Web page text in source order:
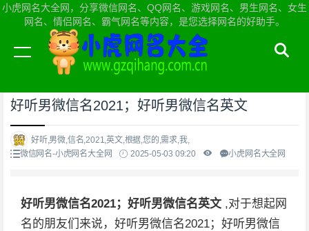
小虎网名大全网，分享微信网名、QQ网名、游戏网名、男生网名、女生
网名、情侣网名、霸气网名等内容，是您选择网名的好助手。
当前位置：小虎网名大全网首页>微信网名
好听男微信名2021；好听男微信名英文
好听,男微,信名,2021,英文,根据,您的,需求,我,
微信网名-小虎网名大全网
2025-05-03 09:20 小虎网名大全网
好听男微信名2021；好听男微信名英文 ,对于想起网
名的朋友们来说，好听男微信名2021；好听男微信